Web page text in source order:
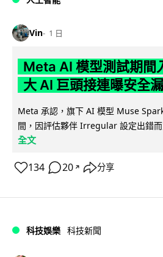
Vin 1 日
Meta AI 模型測試期間
大 AI 巨頭接連曝安全
Meta 承認，旗下 AI 模型 Muse
間，因評估夥伴 Irregular 設定出錯
全文
134 20 ↗ 分享
科技娛樂 科技新聞